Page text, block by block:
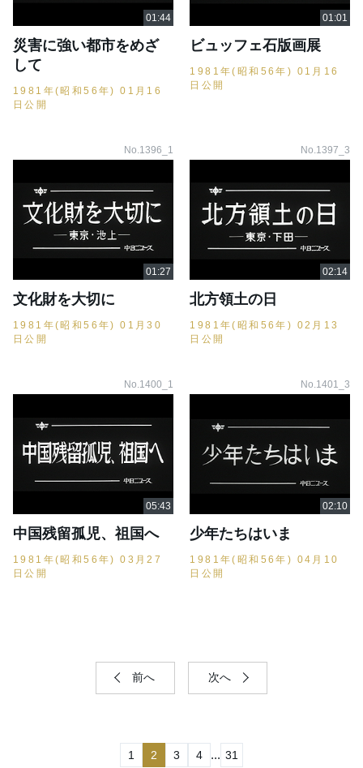
災害に強い都市をめざ
して
1981年(昭和56年) 01月16
日公開
ビュッフェ石版画展
1981年(昭和56年) 01月16
日公開
No.1396_1
文化財を大切に
1981年(昭和56年) 01月30
日公開
No.1397_3
北方領土の日
1981年(昭和56年) 02月13
日公開
No.1400_1
中国残留孤児、祖国へ
1981年(昭和56年) 03月27
日公開
No.1401_3
少年たちはいま
1981年(昭和56年) 04月10
日公開
前へ 次へ
1 2 3 4 ... 31